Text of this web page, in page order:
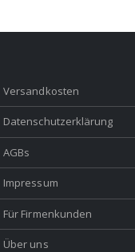
Versandkosten
Datenschutzerklärung
AGBs
Impressum
Für Firmenkunden
Über uns